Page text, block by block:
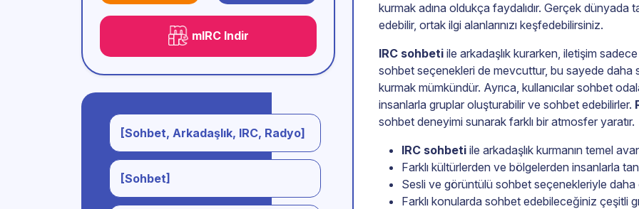
mIRC Indir
[Sohbet, Arkadaşlık, IRC, Radyo]
[Sohbet]
kurmak adına oldukça faydalıdır. Gerçek dünyada
edebilir, ortak ilgi alanlarınızı keşfedebilirsiniz.
IRC sohbeti ile arkadaşlık kurarken, iletişim
sohbet seçenekleri de mevcuttur, bu sayede daha
kurmak mümkündür. Ayrıca, kullanıcılar sohbet
insanlarla gruplar oluşturabilir ve sohbet edebilirler.
sohbet deneyimi sunarak farklı bir atmosfer yaratır.
IRC sohbeti ile arkadaşlık kurmanın temel
Farklı kültürlerden ve bölgelerden insanlarla
Sesli ve görüntülü sohbet seçenekleriyle daha
Farklı konularda sohbet edebileceğiniz çeşitli